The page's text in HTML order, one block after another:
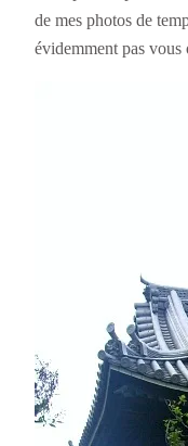
de mes photos de
évidemment pas